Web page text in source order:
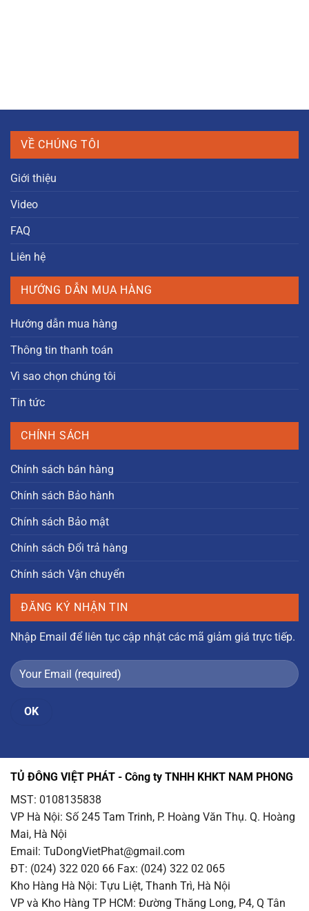
VỀ CHÚNG TÔI
Giới thiệu
Video
FAQ
Liên hệ
HƯỚNG DẪN MUA HÀNG
Hướng dẫn mua hàng
Thông tin thanh toán
Vì sao chọn chúng tôi
Tin tức
CHÍNH SÁCH
Chính sách bán hàng
Chính sách Bảo hành
Chính sách Bảo mật
Chính sách Đổi trả hàng
Chính sách Vận chuyển
ĐĂNG KÝ NHẬN TIN
Nhập Email để liên tục cập nhật các mã giảm giá trực tiếp.
TỦ ĐÔNG VIỆT PHÁT - Công ty TNHH KHKT NAM PHONG
MST: 0108135838
VP Hà Nội: Số 245 Tam Trinh, P. Hoàng Văn Thụ. Q. Hoàng
Mai, Hà Nội
Email: TuDongVietPhat@gmail.com
ĐT: (024) 322 020 66 Fax: (024) 322 02 065
Kho Hàng Hà Nội: Tựu Liệt, Thanh Trì, Hà Nội
VP và Kho Hàng TP HCM: Đường Thăng Long, P4, Q Tân